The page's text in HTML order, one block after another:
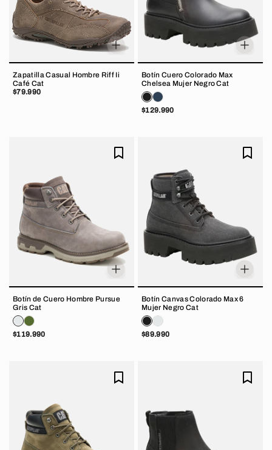
Zapatilla Casual Hombre Riff Ii
Café Cat
$79.990
Botín Cuero Colorado Max
Chelsea Mujer Negro Cat
$129.990
Botín de Cuero Hombre Pursue
Gris Cat
$119.990
Botín Canvas Colorado Max 6
Mujer Negro Cat
$89.990